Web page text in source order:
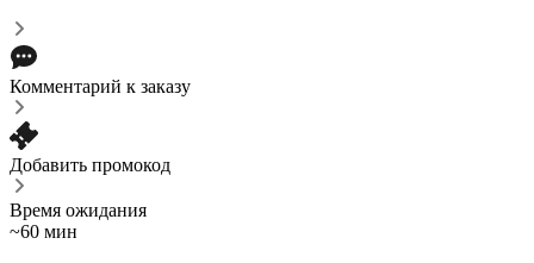
Комментарий к заказу
Добавить промокод
Время ожидания
~60 мин